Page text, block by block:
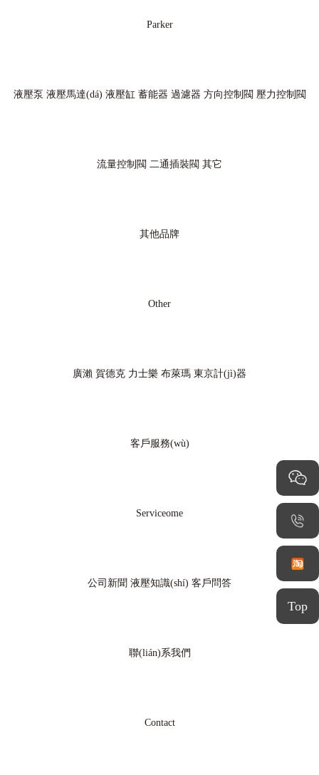
Parker
液壓泵 液壓馬達(dá) 液壓缸 蓄能器 過濾器 方向控制閥 壓力控制閥
流量控制閥 二通插裝閥 其它
其他品牌
Other
廣瀨 賀德克 力士樂 布萊瑪 東京計(jì)器
客戶服務(wù)
Serviceome
公司新聞 液壓知識(shí) 客戶問答
聯(lián)系我們
Contact
Top